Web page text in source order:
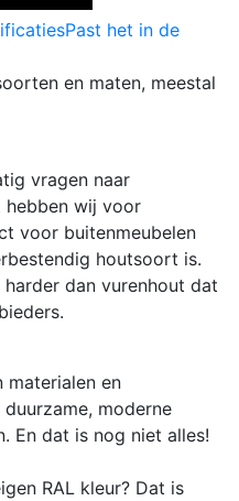
Past het in de
en maten, meestal
vragen naar
hebben wij voor
voor buitenmeubelen
houtsoort is.
dan vurenhout dat
materialen en
moderne
En dat is nog niet alles!
RAL kleur? Dat is